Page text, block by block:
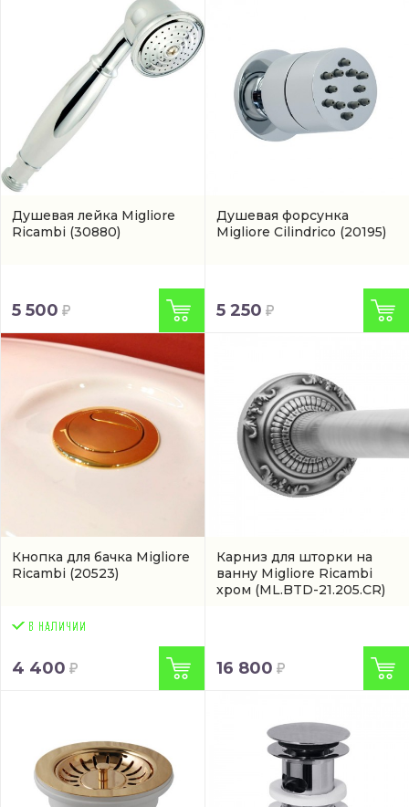
Душевая лейка Migliore
Ricambi (30880)
5 500
Душевая форсунка
Migliore Cilindrico (20195)
5 250
Кнопка для бачка Migliore
Ricambi (20523)
4 400
Карниз для шторки на
ванну Migliore Ricambi
хром (ML.BTD-21.205.CR)
16 800